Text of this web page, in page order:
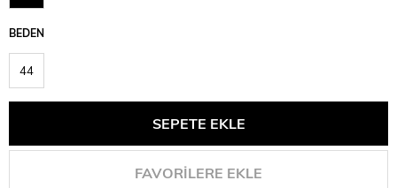
BEDEN
44
FAVORILERE EKLE